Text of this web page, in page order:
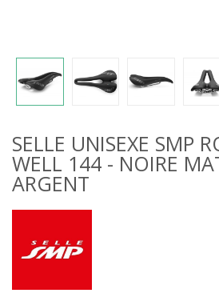
SELLE UNISEXE SMP
WELL 144 - NOIRE
ARGENT